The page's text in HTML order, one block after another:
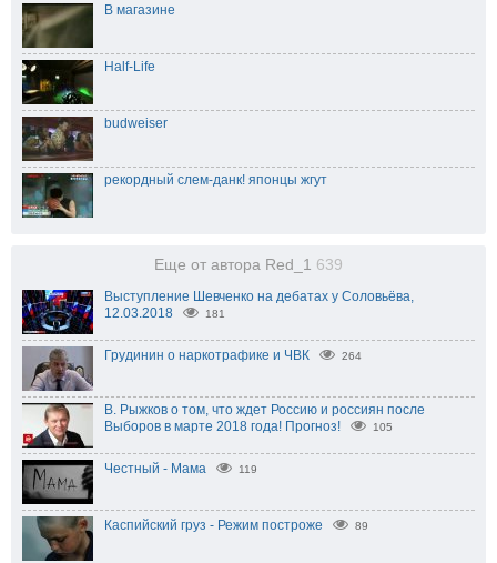
В магазине
Half-Life
budweiser
рекордный слем-данк! японцы жгут
Еще от автора Red_1 639
Выступление Шевченко на дебатах у Соловьёва,
12.03.2018
181
Грудинин о наркотрафике и ЧВК 264
В. Рыжков о том, что ждет Россию и россиян после
Выборов в марте 2018 года! Прогноз!
105
Честный - Мама 119
Каспийский груз - Режим построже 89